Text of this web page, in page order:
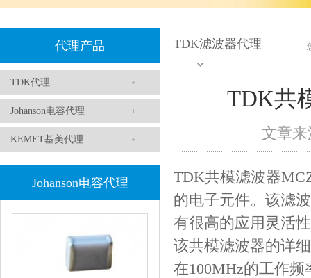
代理产品
TDK代理
Johanson电容代理
KEMET基美代理
Johanson电容代理
TDK滤波器代理
TDK共
文章
TDK共模滤波器
的电子元件。该滤
有很高的应用灵活
该共模滤波器的详
在100MHz的工作